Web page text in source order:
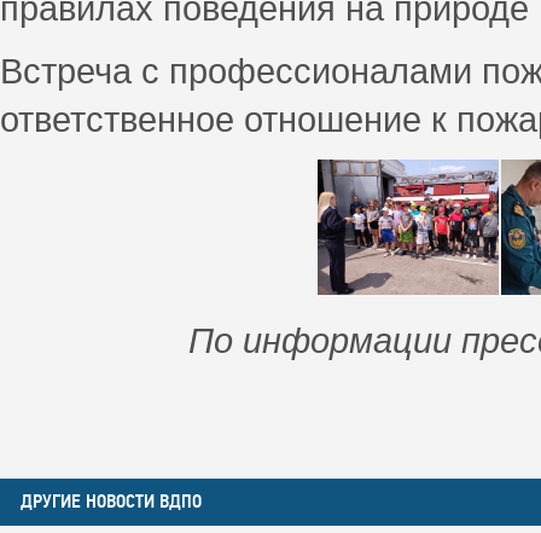
Встреча с профессионалами
ответственное отношение к
По информации
ДРУГИЕ НОВОСТИ ВДПО